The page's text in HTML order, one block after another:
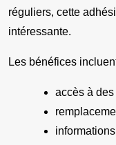
réguliers, cette
intéressante.
Les bénéfices
accès à